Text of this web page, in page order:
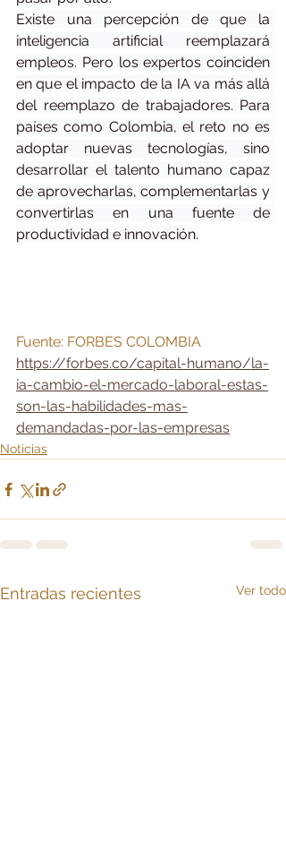
Existe una percepción de que la
inteligencia artificial reemplazará
empleos. Pero los expertos coinciden
en que el impacto de la IA va más allá
del reemplazo de trabajadores. Para
países como Colombia, el reto no es
adoptar nuevas tecnologías, sino
desarrollar el talento humano capaz
de aprovecharlas, complementarlas y
convertirlas en una fuente de
productividad e innovación.
Fuente: FORBES COLOMBIA
https://forbes.co/capital-humano/la-
ia-cambio-el-mercado-laboral-estas-
son-las-habilidades-mas-
demandadas-por-las-empresas
Noticias
Entradas recientes Ver todo